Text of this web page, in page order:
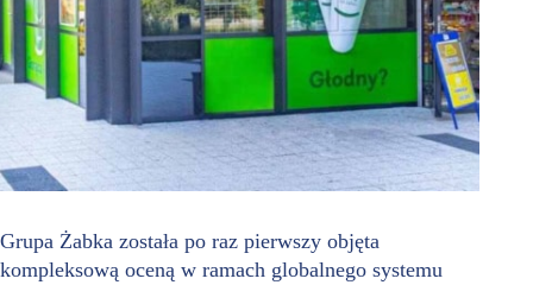
Grupa Żabka została po raz pierwszy objęta
kompleksową oceną w ramach globalnego systemu